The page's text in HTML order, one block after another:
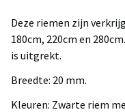
Deze riemen zijn
180cm, 220cm en
is uitgrekt.
Breedte: 20 mm.
Kleuren: Zwarte riem